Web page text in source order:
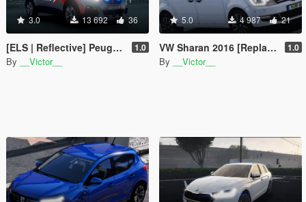
3.0 13 692 36
[ELS | Reflective] Peugeot 5008 - Police Nationale 1.0
By __Victor__
5.0 4 987 21
VW Sharan 2016 [Replace | Unlocked] 1.0
By __Victor__